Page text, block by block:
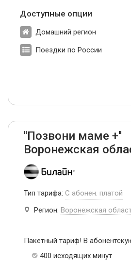
Доступные опции
Домашний регион
Поездки по России
''Позвони маме +''
Воронежская
Тип тарифа: С абонен. платой
Регион: Воронежская
Пакетный тариф! В
400 исходящих минут